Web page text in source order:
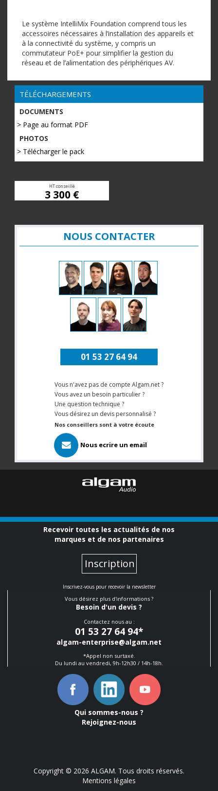
Le système IntelliMix Foundation comprend tous les
accessoires nécessaires à l’installation des appareils et
à la connectivité du système, y compris un
commutateur PoE+ pour simplifier la gestion du
réseau et de l’alimentation des périphériques AV.
TÉLÉCHARGEMENTS
DOCUMENTS
> Page au format PDF
PHOTOS
> Télécharger le pack
HT conseillé
3 300 €
NOUS CONTACTER
01 53 27 64 94
Vous n'avez pas de compte Algam.net ?
Vous avez un besoin particulier ?
Une question technique ?
Vous désirez un devis personnalisé ?
Nos conseillers sont à votre écoute
Nous ecrire un email
Recevoir toutes les actualités de nos
marques et de nos partenaires
Inscription
Inscrivez-vous pour recevoir la newsletter
Vous désirez plus d'informations ?
Besoin d'un devis ?
Contactez nous au :
01 53 27 64 94*
algam-enterprise@algam.net
*Appel non surtaxé.
Du lundi au vendredi, 9h-12h30 / 14h-18h.
Qui sommes-nous ?
Rejoignez-nous
Copyright © 2026 ALGAM. Tous droits réservés.
Mentions légales